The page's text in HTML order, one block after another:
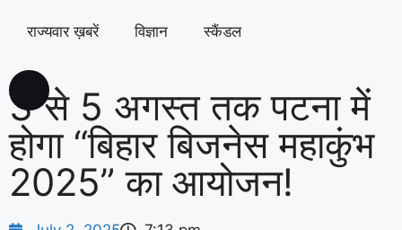
राज्यवार ख़बरें विज्ञान स्कैंडल
3 से 5 अगस्त तक पटना में
होगा “बिहार बिजनेस महाकुंभ
2025” का आयोजन!